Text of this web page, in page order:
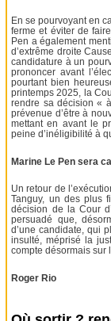
En se pourvoyant en
ferme et éviter de
Pen a également
d’extrême droite
candidature à un
prononcer avant
pourtant bien
printemps 2025, la
rendre sa décision «
prévenue d’être à
mettant en avant le
peine d’inéligibilité à
Marine Le Pen sera
Un retour de
Tanguy, un des plus
décision de la Cour
persuadé que,
d’une candidate, qui
insulté, méprisé la
compte désormais sur
Roger Rio